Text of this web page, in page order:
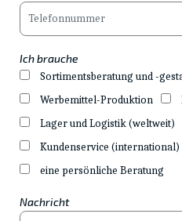
Ich brauche
Sortimentsberatung und -
Werbemittel-Produktion
Lager und Logistik (weltweit)
Kundenservice (international)
eine persönliche Beratung
Nachricht